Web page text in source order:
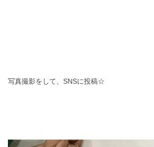
写真撮影をして、SNSに投稿☆